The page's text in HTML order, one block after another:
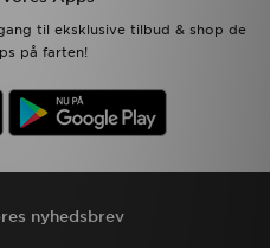
til eksklusive tilbud & shop de
på farten!
nyhedsbrev